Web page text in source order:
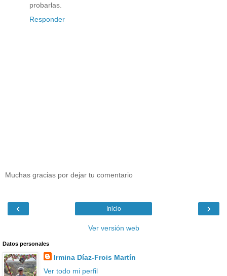
probarlas.
Responder
Muchas gracias por dejar tu comentario
‹ ›
Inicio
Ver versión web
Datos personales
Irmina Díaz-Frois Martín
Ver todo mi perfil